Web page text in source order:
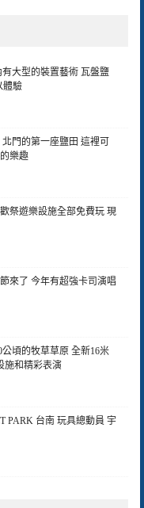
有大型的裝置藝術 瓦盤鹽
體驗
門的第一座鹽田 這裡可
樂趣
祭遊樂設施全部免費玩 現
來了 今年有超強卡司演唱
公頃的牧草草原 全新16米
施和精彩表演
PARK 台南 玩具總動員 宇